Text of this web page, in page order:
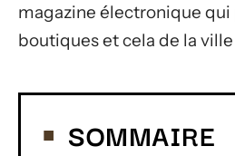
magazine électronique qui
boutiques et cela de la
SOMMAIRE